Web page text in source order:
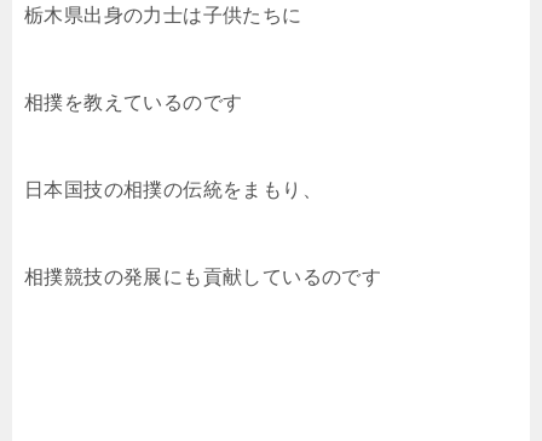
栃木県出身の力士は子供たちに
相撲を教えているのです
日本国技の相撲の伝統をまもり、
相撲競技の発展にも貢献しているのです